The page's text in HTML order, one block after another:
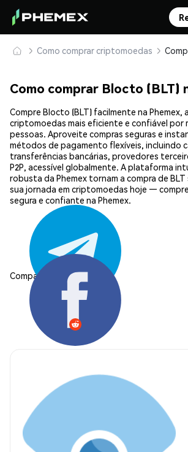
Como comprar criptomoedas
Como comprar Blocto (BLT)
Compre Blocto (BLT) facilmente na Phemex,
criptomoedas mais eficiente e confiável por
pessoas. Aproveite compras seguras e
métodos de pagamento flexíveis, incluindo
transferências bancárias, provedores
P2P, acessível globalmente. A plataforma
robusta da Phemex tornam a compra de BLT
sua jornada em criptomoedas hoje —
segura e confiante na Phemex.
Compartilhar: